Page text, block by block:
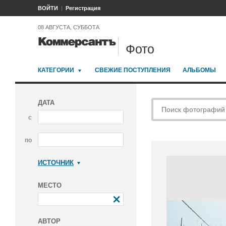
ВОЙТИ Регистрация
08 АВГУСТА, СУББОТА
Фото
КАТЕГОРИИ СВЕЖИЕ ПОСТУПЛЕНИЯ АЛЬБОМЫ
ДАТА
с
по
ИСТОЧНИК
МЕСТО
АВТОР